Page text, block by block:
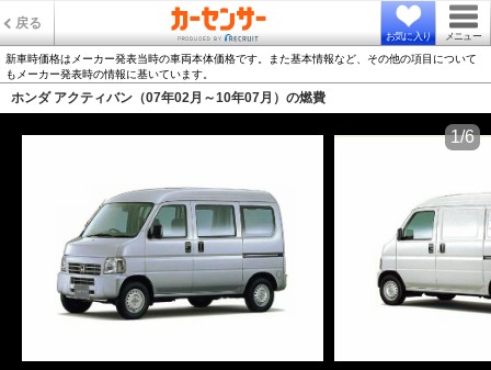
戻る
お気に入り メニュー
新車時価格はメーカー発表当時の車両本体価格です。また基本情報など、その他の項目について
もメーカー発表時の情報に基いています。
ホンダ アクティバン（07年02月～10年07月）の燃費
1/6